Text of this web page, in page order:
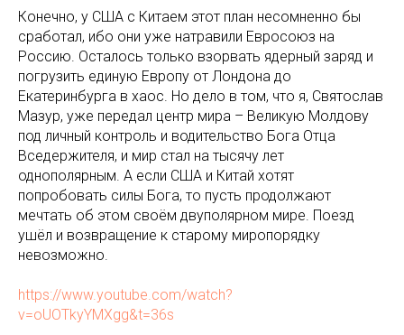
Конечно, у США с Китаем этот план несомненно бы
сработал, ибо они уже натравили Евросоюз на
Россию. Осталось только взорвать ядерный заряд и
погрузить единую Европу от Лондона до
Екатеринбурга в хаос. Но дело в том, что я, Святослав
Мазур, уже передал центр мира – Великую Молдову
под личный контроль и водительство Бога Отца
Вседержителя, и мир стал на тысячу лет
однополярным. А если США и Китай хотят
попробовать силы Бога, то пусть продолжают
мечтать об этом своём двуполярном мире. Поезд
ушёл и возвращение к старому миропорядку
невозможно.
https://www.youtube.com/watch?
v=oUOTkyYMXgg&t=36s